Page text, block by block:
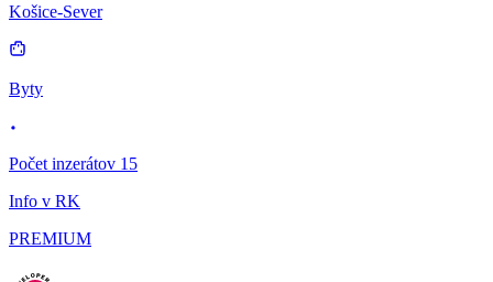
Košice-Sever
Byty
Počet inzerátov 15
Info v RK
PREMIUM